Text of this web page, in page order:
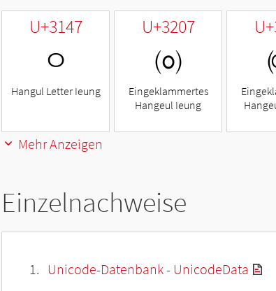
U+3147
ㅇ
Hangul Letter Ieung
U+3207
㈇
Eingeklammertes
Hangeul Ieung
Mehr Anzeigen
Einzelnachweise
Unicode-Datenbank - UnicodeData